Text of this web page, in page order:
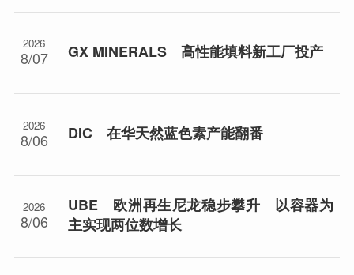
GX MINERALS 高性能填料新工厂投产
2026
8/07
DIC 在华天然蓝色素产能翻番
2026
8/06
UBE 欧洲再生尼龙稳步攀升 以容器为
主实现两位数增长
2026
8/06